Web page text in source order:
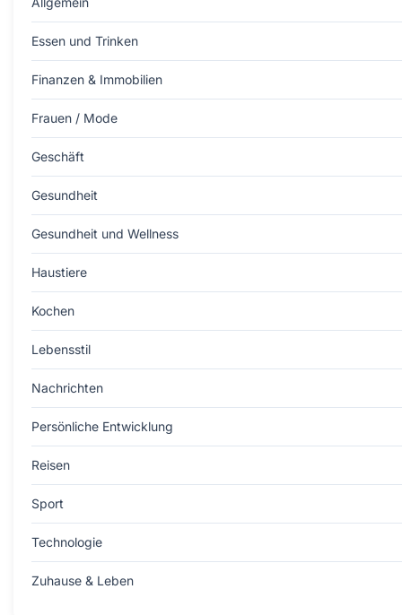
Essen und Trinken
Finanzen & Immobilien
Frauen / Mode
Geschäft
Gesundheit
Gesundheit und Wellness
Haustiere
Kochen
Lebensstil
Nachrichten
Persönliche Entwicklung
Reisen
Sport
Technologie
Zuhause & Leben